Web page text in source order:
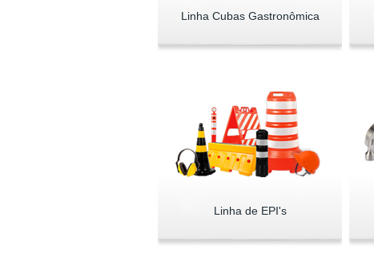
Linha Cubas Gastronômica
Linha de EPI's